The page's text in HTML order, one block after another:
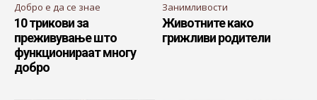
Добро е да се знае
10 трикови за
преживување што
функционираат многу
добро
Занимливости
Животните како
грижливи родители